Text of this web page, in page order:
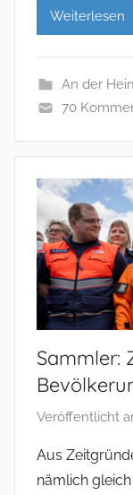
Weiterlesen
An der
70
Sammler:
Veröffentlicht
Aus
nämlich